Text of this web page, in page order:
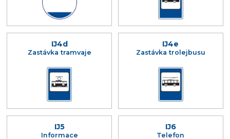
IJ4d
Zastávka tramvaje
IJ4e
Zastávka trolejbusu
IJ5
Informace
IJ6
Telefon